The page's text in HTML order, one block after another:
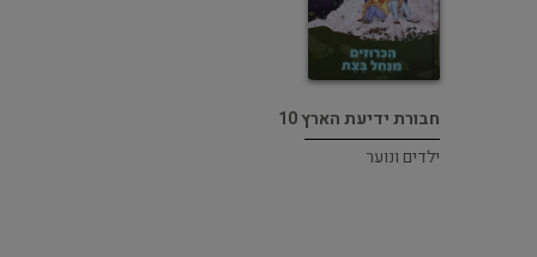
חבורת ידיעת הארץ 10
ילדים ונוער